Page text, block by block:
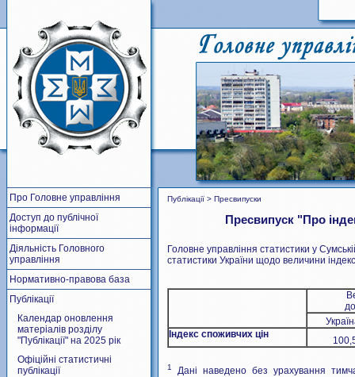
Про Головне управління
Доступ до публічної
інформації
Діяльність Головного
управління
Нормативно-правова база
Публікації
Календар оновлення
матеріалів розділу
"Публікації" на 2025 рік
Офіційні статистичні
публікації
Публікації > Пресвипуски
Пресвипуск "Про
Головне управління статистики у
статистики України щодо величини
Індекс споживчих цін
1 Дані наведено без урахування